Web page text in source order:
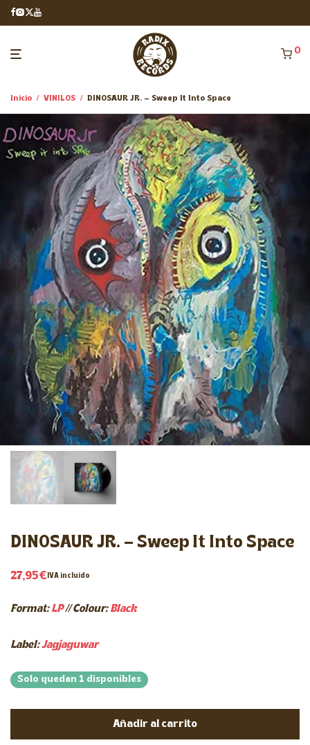
0
Inicio / VINILOS / DINOSAUR JR. – Sweep It Into Space
DINOSAUR JR. – Sweep It Into Space
27,95€IVA incluido
Format:LP//Colour:Black
Label:Jagjaguwar
Solo quedan 1 disponibles
Añadir al carrito